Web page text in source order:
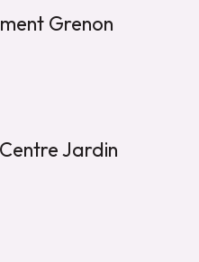
Grenon
Jardin